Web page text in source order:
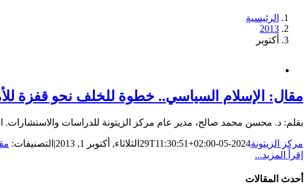
الرئيسية
2013
أكتوبر
مقال: الإسلام السياسي.. خطوة للخلف نحو قفزة
بقلم: د. محسن محمد صالح، مدير عام مركز الزيتونة للدراسات
مركز الزيتونة2024-05-29T11:30:51+02:00 الثلاثاء, أكتوبر 1, 2013 | التصنيفات:
إقرأ المزيد...
أحدث المقالات